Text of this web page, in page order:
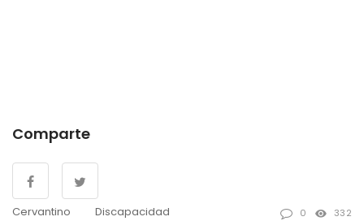
Comparte
Cervantino
Discapacidad
0 332